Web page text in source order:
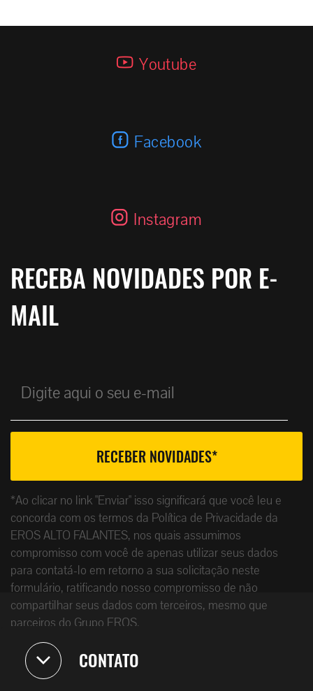
E-15 SDS 2.4 K
Youtube
Facebook
Instagram
RECEBA NOVIDADES POR E-
MAIL
*Ao clicar no link "Enviar" isso significará que você leu e
concorda com os termos da Política de Privacidade da
EROS ALTO FALANTES, nos quais assumimos
compromisso com você de apenas utilizar seus dados
para contatá-lo em retorno a sua solicitação neste
formulário, ratificando nosso compromisso de não
compartilhar seus dados com terceiros, mesmo que
parceiros do Grupo EROS.
CONTATO